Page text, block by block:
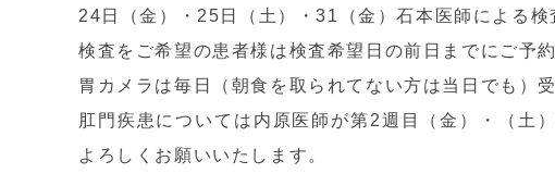
24日（金）・25日（土）・31（金）石本医師による検
検査をご希望の患者様は検査希望日の前日までにご予約
胃カメラは毎日（朝食を取られてない方は当日でも）
肛門疾患については内原医師が第2週目（金）・（土
よろしくお願いいたします。